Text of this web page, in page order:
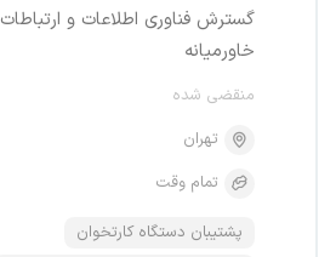
گسترش فناوری اطلاعات و ارتباطات
خاورمیانه
منقضی شده
تهران
تمام وقت
پشتیبان دستگاه کارتخوان